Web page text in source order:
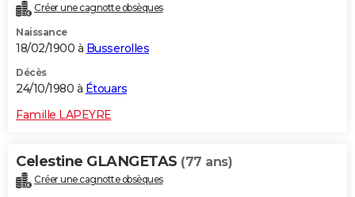
Créer une cagnotte obsèques
Naissance
18/02/1900 à Busserolles
Décès
24/10/1980 à Étouars
Famille LAPEYRE
Celestine GLANGETAS (77 ans)
Créer une cagnotte obsèques